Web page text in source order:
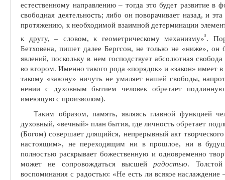
естественному направлению – тогда это будет развитие в
свободная деятельность; либо он поворачивает на­зад, и
протяжению, к необхо­димой взаимной детерминации
к другу, – словом, к геометрическому механизму»5.
Бетховена, пишет далее Бергсон, не толь­ко не «ниже», он
явлений, по­скольку в нем господствует абсолютная
во втором. Именно такого рода «порядок» и «закон» имеет
такому «закону» ничуть не умаляет нашей свободы,
нении с духовным бытием человек обретает
имеющую с произволом).
Таким образом, память, являясь главной функцией
духовный, «вечный» план бытия, где личность об­ретает
(Богом) совершает длящийся, непрерывный акт
настоящим», не переходящим ни в прошлое, ни в
полностью раскрывает божественную и од­новременно
может не сопро­вождаться высшейрадостью. Толстой
воспоминания с радостью: «Не есть ли всякое